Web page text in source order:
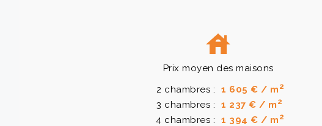
Prix moyen des maisons
2 chambres :
1 605 € / m 2
3 chambres : 1 237 € / m 2
4 chambres : 1 394 € / m 2